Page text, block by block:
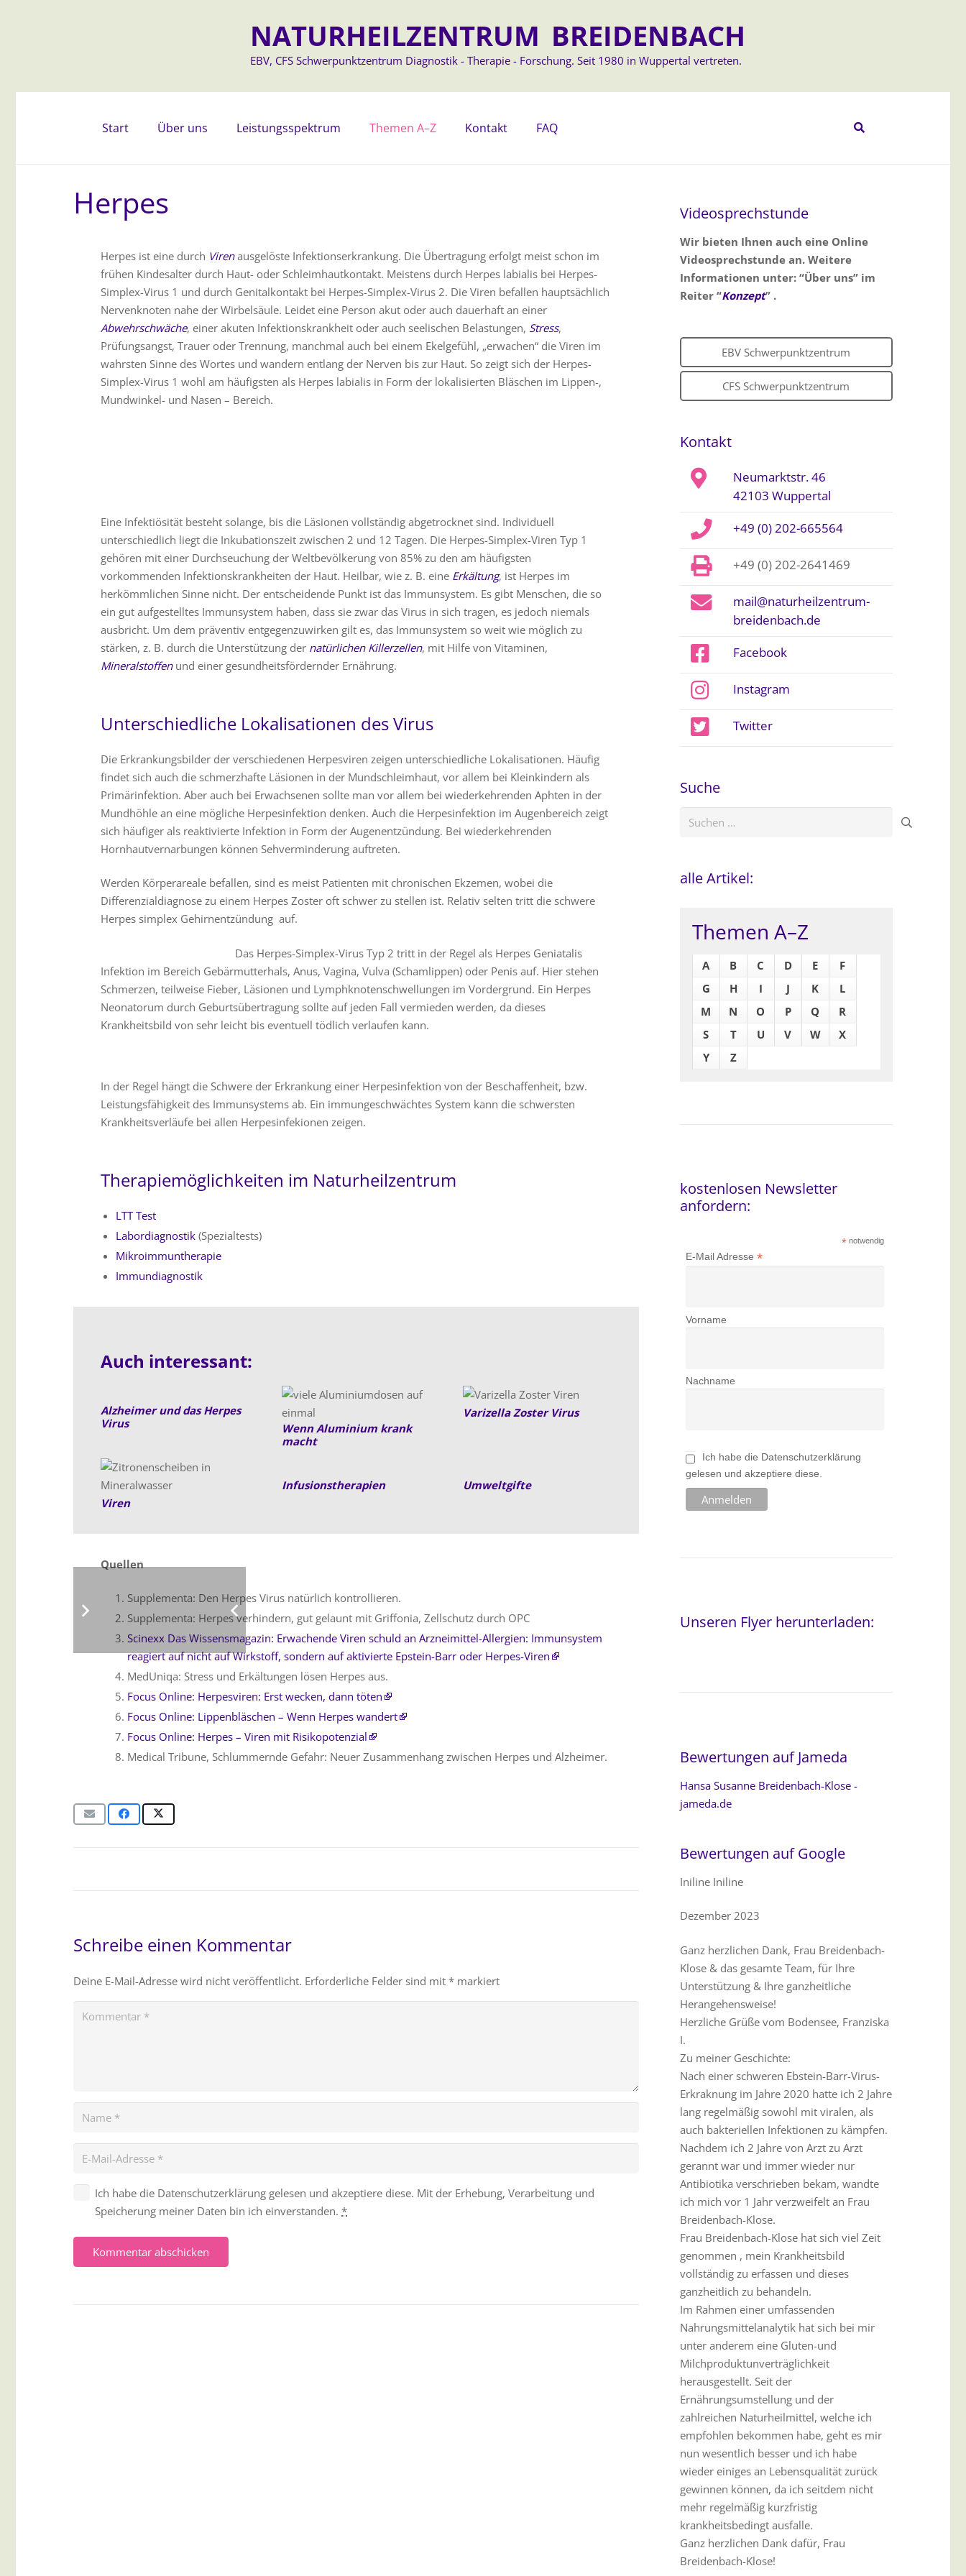
NATURHEILZENTRUM BREIDENBACH
EBV, CFS Schwerpunktzentrum Diagnostik - Therapie - Forschung. Seit 1980 in Wuppertal vertreten.
Start Über uns Leistungsspektrum Themen A–Z Kontakt FAQ
Herpes
Herpes ist eine durch Virenausgelöste Infektionserkrankung. Die Übertragung erfolgt meist schon im
frühen Kindesalter durch Haut- oder Schleimhautkontakt. Meistens durch Herpes labialis bei Herpes-
Simplex-Virus 1 und durch Genitalkontakt bei Herpes-Simplex-Virus 2. Die Viren befallen hauptsächlich
Nervenknoten nahe der Wirbelsäule. Leidet eine Person akut oder auch dauerhaft an einer
Abwehrschwäche, einer akuten Infektionskrankheit oder auch seelischen Belastungen, Stress,
Prüfungsangst, Trauer oder Trennung, manchmal auch bei einem Ekelgefühl, „erwachen“ die Viren im
wahrsten Sinne des Wortes und wandern entlang der Nerven bis zur Haut. So zeigt sich der Herpes-
Simplex-Virus 1 wohl am häufigsten als Herpes labialis in Form der lokalisierten Bläschen im Lippen-,
Mundwinkel- und Nasen – Bereich.
Eine Infektiösität besteht solange, bis die Läsionen vollständig abgetrocknet sind. Individuell
unterschiedlich liegt die Inkubationszeit zwischen 2 und 12 Tagen. Die Herpes-Simplex-Viren Typ 1
gehören mit einer Durchseuchung der Weltbevölkerung von 85% zu den am häufigsten
vorkommenden Infektionskrankheiten der Haut. Heilbar, wie z. B. eine Erkältung, ist Herpes im
herkömmlichen Sinne nicht. Der entscheidende Punkt ist das Immunsystem. Es gibt Menschen, die so
ein gut aufgestelltes Immunsystem haben, dass sie zwar das Virus in sich tragen, es jedoch niemals
ausbricht. Um dem präventiv entgegenzuwirken gilt es, das Immunsystem so weit wie möglich zu
stärken, z. B. durch die Unterstützung der natürlichen Killerzellen, mit Hilfe von Vitaminen,
Mineralstoffenund einer gesundheitsfördernder Ernährung.
Unterschiedliche Lokalisationen des Virus
Die Erkrankungsbilder der verschiedenen Herpesviren zeigen unterschiedliche Lokalisationen. Häufig
findet sich auch die schmerzhafte Läsionen in der Mundschleimhaut, vor allem bei Kleinkindern als
Primärinfektion. Aber auch bei Erwachsenen sollte man vor allem bei wiederkehrenden Aphten in der
Mundhöhle an eine mögliche Herpesinfektion denken. Auch die Herpesinfektion im Augenbereich zeigt
sich häufiger als reaktivierte Infektion in Form der Augenentzündung. Bei wiederkehrenden
Hornhautvernarbungen können Sehverminderung auftreten.
Werden Körperareale befallen, sind es meist Patienten mit chronischen Ekzemen, wobei die
Differenzialdiagnose zu einem Herpes Zoster oft schwer zu stellen ist. Relativ selten tritt die schwere
Herpes simplex Gehirnentzündung auf.
Das Herpes-Simplex-Virus Typ 2 tritt in der Regel als Herpes Geniatalis
Infektion im Bereich Gebärmutterhals, Anus, Vagina, Vulva (Schamlippen) oder Penis auf. Hier stehen
Schmerzen, teilweise Fieber, Läsionen und Lymphknotenschwellungen im Vordergrund. Ein Herpes
Neonatorum durch Geburtsübertragung sollte auf jeden Fall vermieden werden, da dieses
Krankheitsbild von sehr leicht bis eventuell tödlich verlaufen kann.
In der Regel hängt die Schwere der Erkrankung einer Herpesinfektion von der Beschaffenheit, bzw.
Leistungsfähigkeit des Immunsystems ab. Ein immungeschwächtes System kann die schwersten
Krankheitsverläufe bei allen Herpesinfekionen zeigen.
Therapiemöglichkeiten im Naturheilzentrum
LTT Test
Labordiagnostik(Spezialtests)
Mikroimmuntherapie
Immundiagnostik
Auch interessant:
Alzheimer und das Herpes
Virus
Wenn Aluminium krank
macht
Varizella Zoster Virus
Viren
Infusionstherapien Umweltgifte
Quellen
Supplementa: Den Herpes Virus natürlich kontrollieren.
Supplementa: Herpes verhindern, gut gelaunt mit Griffonia, Zellschutz durch OPC
Scinexx Das Wissensmagazin: Erwachende Viren schuld an Arzneimittel-Allergien: Immunsystem
reagiert auf nicht auf Wirkstoff, sondern auf aktivierte Epstein-Barr oder Herpes-Viren
MedUniqa: Stress und Erkältungen lösen Herpes aus.
Focus Online: Herpesviren: Erst wecken, dann töten
Focus Online: Lippenbläschen – Wenn Herpes wandert
Focus Online: Herpes – Viren mit Risikopotenzial
Medical Tribune, Schlummernde Gefahr: Neuer Zusammenhang zwischen Herpes und Alzheimer.
Schreibe einen Kommentar
Deine E-Mail-Adresse wird nicht veröffentlicht. Erforderliche Felder sind mit * markiert
Ich habe die Datenschutzerklärung gelesen und akzeptiere diese. Mit der Erhebung, Verarbeitung und
Speicherung meiner Daten bin ich einverstanden. *
Kommentar abschicken
Videosprechstunde
Wir bieten Ihnen auch eine Online
Videosprechstunde an. Weitere
Informationen unter: “Über uns” im
Reiter “Konzept” .
EBV Schwerpunktzentrum
CFS Schwerpunktzentrum
Kontakt
Neumarktstr. 46
42103 Wuppertal
+49 (0) 202-665564
+49 (0) 202-2641469
mail@naturheilzentrum-
breidenbach.de
Facebook
Instagram
Twitter
Suche
Suchen
alle Artikel:
Themen A–Z
A B C D E
F
G
H I J K
L
M
N O P Q
R
S
T U V W
X
Y
Z
kostenlosen Newsletter
anfordern:
* notwendig
E-Mail Adresse*
Vorname
Nachname
Ich habe die Datenschutzerklärung
gelesen und akzeptiere diese.
Unseren Flyer herunterladen:
Bewertungen auf Jameda
Hansa Susanne Breidenbach-Klose -
jameda.de
Bewertungen auf Google
Iniline Iniline
Dezember 2023
Ganz herzlichen Dank, Frau Breidenbach-
Klose & das gesamte Team, für Ihre
Unterstützung & Ihre ganzheitliche
Herangehensweise!
Herzliche Grüße vom Bodensee, Franziska
I.
Zu meiner Geschichte:
Nach einer schweren Ebstein-Barr-Virus-
Erkraknung im Jahre 2020 hatte ich 2 Jahre
lang regelmäßig sowohl mit viralen, als
auch bakteriellen Infektionen zu kämpfen.
Nachdem ich 2 Jahre von Arzt zu Arzt
gerannt war und immer wieder nur
Antibiotika verschrieben bekam, wandte
ich mich vor 1 Jahr verzweifelt an Frau
Breidenbach-Klose.
Frau Breidenbach-Klose hat sich viel Zeit
genommen , mein Krankheitsbild
vollständig zu erfassen und dieses
ganzheitlich zu behandeln.
Im Rahmen einer umfassenden
Nahrungsmittelanalytik hat sich bei mir
unter anderem eine Gluten-und
Milchproduktunverträglichkeit
herausgestellt. Seit der
Ernährungsumstellung und der
zahlreichen Naturheilmittel, welche ich
empfohlen bekommen habe, geht es mir
nun wesentlich besser und ich habe
wieder einiges an Lebensqualität zurück
gewinnen können, da ich seitdem nicht
mehr regelmäßig kurzfristig
krankheitsbedingt ausfalle.
Ganz herzlichen Dank dafür, Frau
Breidenbach-Klose!